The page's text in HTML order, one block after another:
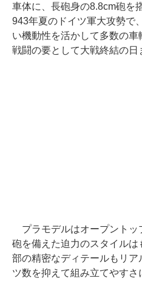
車体に、長砲身の8.8cm砲を
943年夏のドイツ軍大攻勢で
い機動性を活かして多数の
戦闘の要として大戦終結の日
プラモデルはオープントッ
砲を備えた迫力のスタイル
部の精密なディテールもリ
ツ数を抑えて組み立てやす